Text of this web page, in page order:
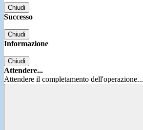
Chiudi
Successo
Chiudi
Informazione
Chiudi
Attendere...
Attendere il completamento dell'operazione...